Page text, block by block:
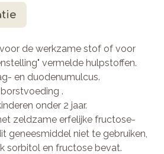
de werkzame stof of voor
vermelde hulpstoffen.
en duodenumulcus.
.
onder 2 jaar.
zeldzame erfelijke fructose-
geneesmiddel niet te gebruiken,
sorbitol en fructose bevat.